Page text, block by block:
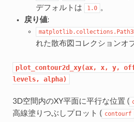
デフォルトは
1.0 。
戻り値:
れた散布図コレクションオ
plot_contour2d_xy(ax, x, y,
levels,
alpha)
3D空間内のXY平面に平行な位置 (
高線塗りつぶしプロット ( contourf